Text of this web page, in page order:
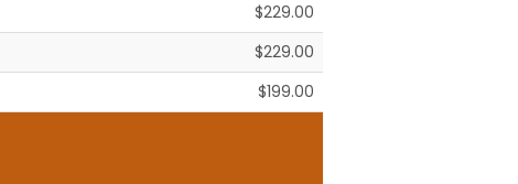
$229.00
$229.00
$199.00